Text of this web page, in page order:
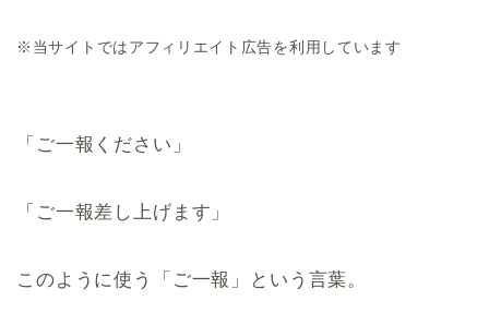
※当サイトではアフィリエイト広告を利用しています
「ご一報ください」
「ご一報差し上げます」
このように使う「ご一報」という言葉。